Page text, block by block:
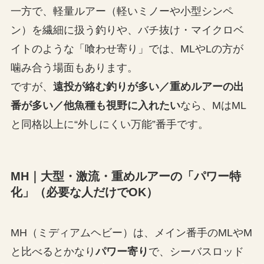
一方で、軽量ルアー（軽いミノーや小型シンペ
ン）を繊細に扱う釣りや、バチ抜け・マイクロベ
イトのような「喰わせ寄り」では、MLやLの方が
噛み合う場面もあります。
ですが、 遠投が絡む釣りが多い／重めルアーの出
番が多い／他魚種も視野に入れたいなら、MはML
と同格以上に“外しにくい万能”番手です。
MH｜大型・激流・重めルアーの「パワー特
化」（必要な人だけでOK）
MH（ミディアムヘビー）は、メイン番手のMLやM
と比べるとかなりパワー寄り で、シーバスロッド